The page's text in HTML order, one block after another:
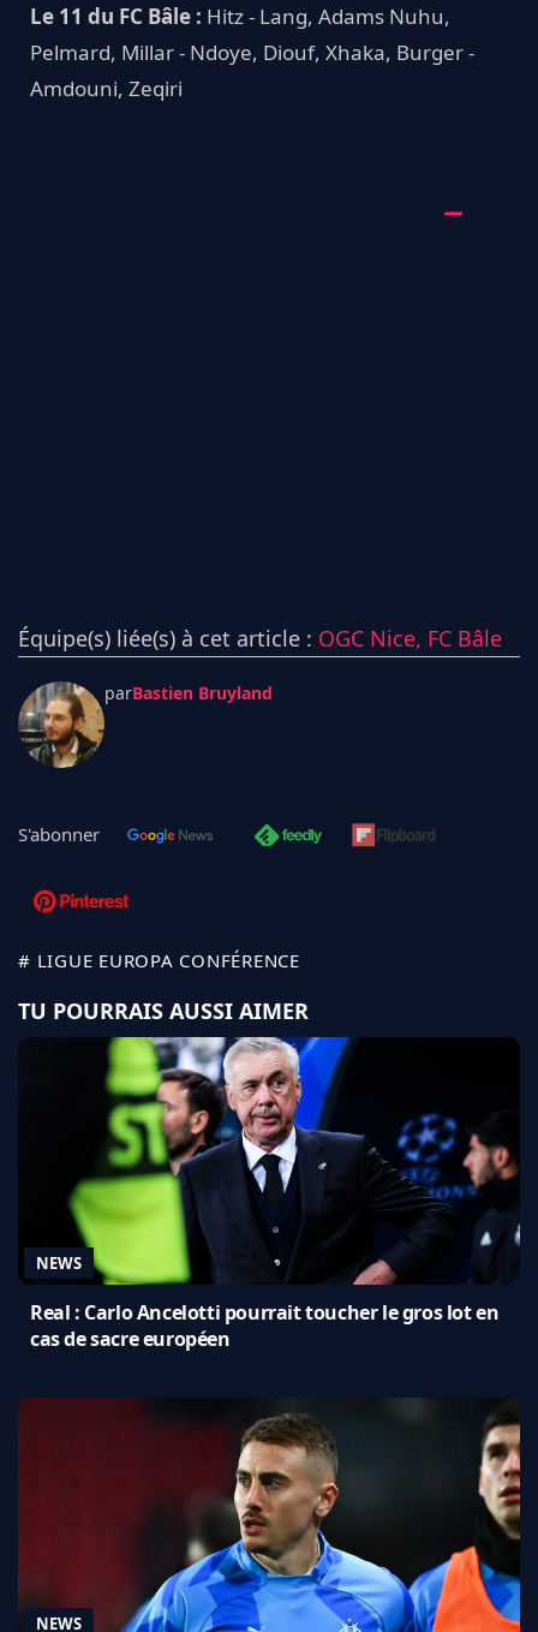
Le 11 du FC Bâle : Hitz - Lang, Adams Nuhu,
Pelmard, Millar - Ndoye, Diouf, Xhaka, Burger -
Amdouni, Zeqiri
Équipe(s) liée(s) à cet article : OGC Nice, FC Bâle
parBastien Bruyland
S'abonner
# LIGUE EUROPA CONFÉRENCE
TU POURRAIS AUSSI AIMER
NEWS
Real : Carlo Ancelotti pourrait toucher le gros lot en
cas de sacre européen
NEWS